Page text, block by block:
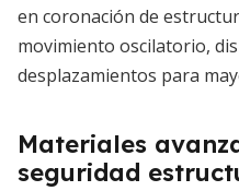
en coronación de
movimiento oscilatorio,
desplazamientos para
Materiales
seguridad